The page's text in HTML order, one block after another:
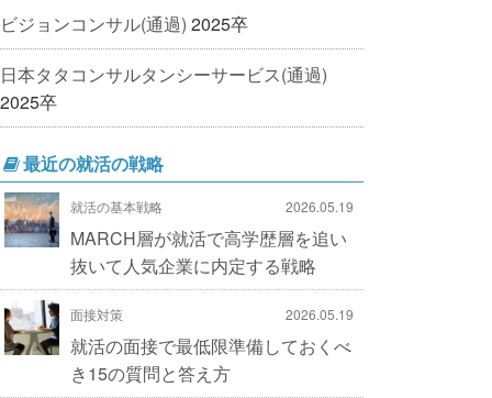
ビジョンコンサル(通過) 2025卒
日本タタコンサルタンシーサービス(通過)
2025卒
最近の就活の戦略
就活の基本戦略 2026.05.19
MARCH層が就活で高学歴層を追い
抜いて人気企業に内定する戦略
面接対策 2026.05.19
就活の面接で最低限準備しておくべ
き15の質問と答え方